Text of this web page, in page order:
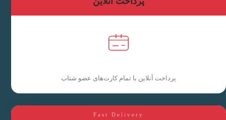
پرداخت آنلاین با تمام کارت‌های عضو شتاب
Fast Delivery